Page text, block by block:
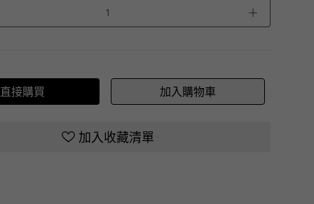
＋
直接購買 加入購物車
加入收藏清單